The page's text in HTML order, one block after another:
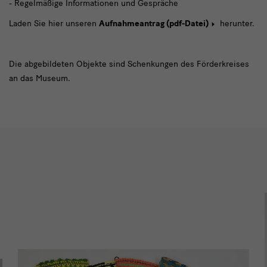
- Regelmäßige Informationen und Gespräche
Laden Sie hier unseren Aufnahmeantrag (pdf-Datei) herunter.
Die abgebildeten Objekte sind Schenkungen des Förderkreises
an das Museum.